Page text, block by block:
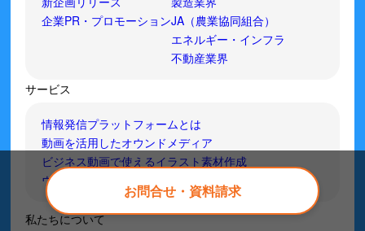
お問合せ・資料請求
企業PR・プロモーションJA（農業協同組合）
エネルギー・インフラ
不動産業界
サービス
情報発信プラットフォームとは
動画を活用したオウンドメディア
ビジネス動画で使えるイラスト素材作成
ウェブCM動画制作
私たちについて